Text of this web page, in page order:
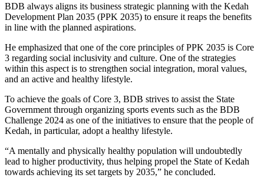
BDB always aligns its business strategic planning with the Kedah
Development Plan 2035 (PPK 2035) to ensure it reaps the benefits
in line with the planned aspirations.
He emphasized that one of the core principles of PPK 2035 is Core
3 regarding social inclusivity and culture. One of the strategies
within this aspect is to strengthen social integration, moral values,
and an active and healthy lifestyle.
To achieve the goals of Core 3, BDB strives to assist the State
Government through organizing sports events such as the BDB
Challenge 2024 as one of the initiatives to ensure that the people of
Kedah, in particular, adopt a healthy lifestyle.
“A mentally and physically healthy population will undoubtedly
lead to higher productivity, thus helping propel the State of Kedah
towards achieving its set targets by 2035,” he concluded.